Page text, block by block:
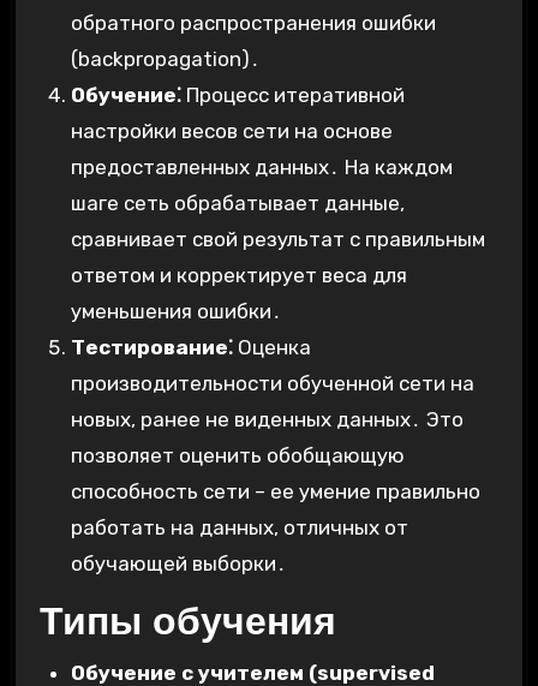
обратного распространения ошибки
(backpropagation)․
Обучение⁚Процесс итеративной
настройки весов сети на основе
предоставленных данных․ На каждом
шаге сеть обрабатывает данные,
сравнивает свой результат с правильным
ответом и корректирует веса для
уменьшения ошибки․
Тестирование⁚Оценка
производительности обученной сети на
новых, ранее не виденных данных․ Это
позволяет оценить обобщающую
способность сети – ее умение правильно
работать на данных, отличных от
обучающей выборки․
Типы обучения
Обучение с учителем (supervised